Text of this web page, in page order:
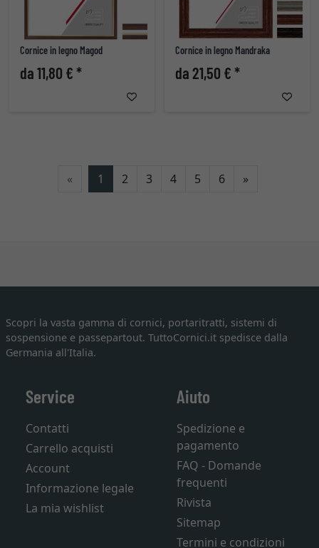
Cornice in legno Magod
da 11,80 € *
Cornice in legno Mandraka
da 21,50 € *
« 1 2 3 4 5 6 »Avanti
Scopri la vasta gamma di cornici, portaritratti, sistemi di
sospensione e passepartout. TuttoCornici.it spedisce dalla
Germania all'Italia.
Service
Contatti
Carrello acquisti
Account
Informazione legale
La mia wishlist
Aiuto
Spedizione e
pagamento
FAQ - Domande
frequenti
Rivista
Sitemap
Termini e condizioni